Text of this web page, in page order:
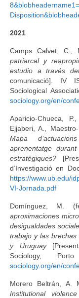
2021
Camps Calvet, C.,
patriarcal y
estudio a través
comunicació]. IV
Sociological
sociology.org/en/
Aparicio-Chueca,
Ejjaberi, A.,
Mapa
aprenentatge
estratègiques?
d’Investigació en
https://www.ub.edu/
VI-Jornada.pdf
Domínguez, M.
aproximaciones
desigualdades
trabajo y las
y Uruguay
Sociology,
sociology.org/en/
Morero Beltrán, A.
Institutional